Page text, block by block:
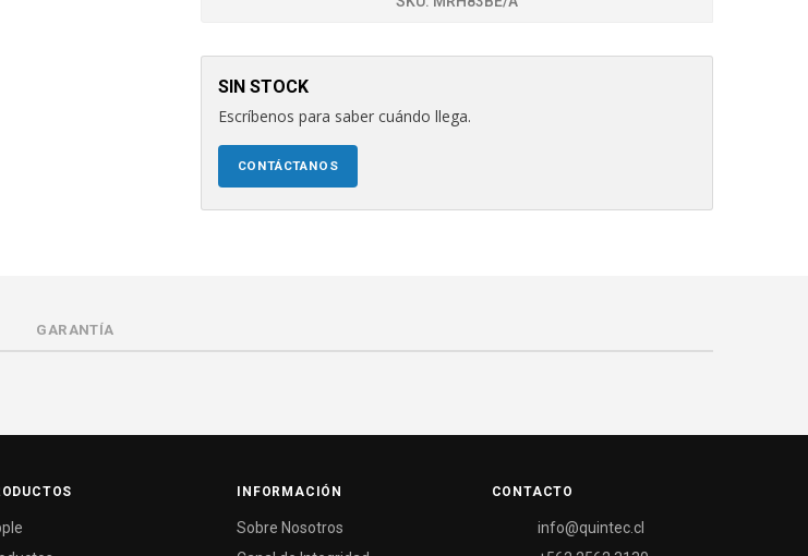
SIN STOCK
Escríbenos para saber cuándo llega.
CONTÁCTANOS
GARANTÍA
INFORMACIÓN
Sobre Nosotros
CONTACTO
info@quintec.cl